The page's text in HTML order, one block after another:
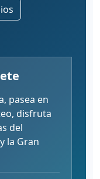
pasea en
disfruta
del
la Gran